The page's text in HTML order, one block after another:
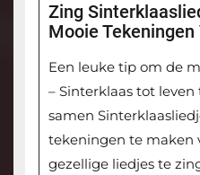
Zing
Mooie
Een leuke tip om de
– Sinterklaas tot
samen
tekeningen te maken
gezellige liedjes te